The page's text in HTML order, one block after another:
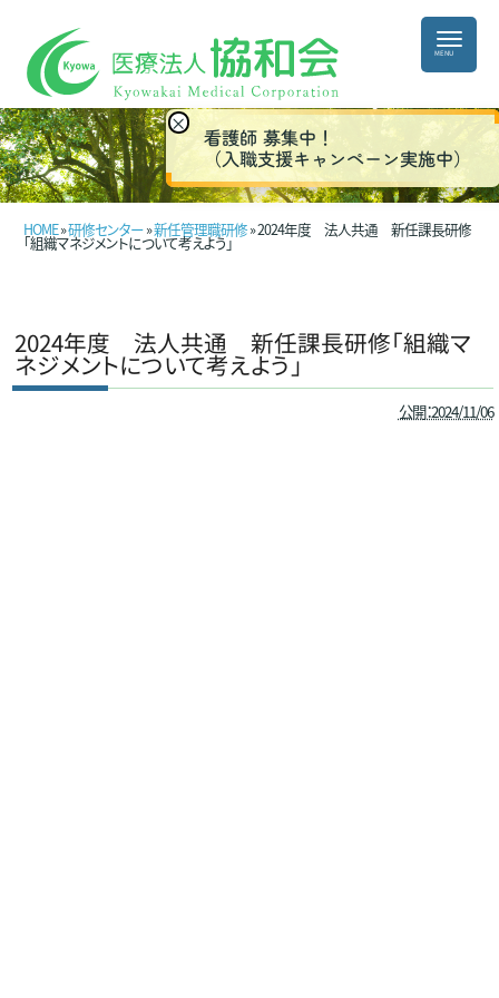
HOME»研修センター»新任管理職研修» 2024年度 法人共通 新任課長研修
「組織マネジメントについて考えよう」
2024年度 法人共通 新任課長研修「組織マ
ネジメントについて考えよう」
公開：2024/11/06
×
看護師 募集中！
（入職支援キャンペーン実施中）